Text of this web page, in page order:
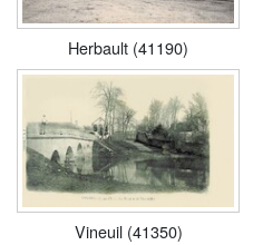
Herbault (41190)
Vineuil (41350)